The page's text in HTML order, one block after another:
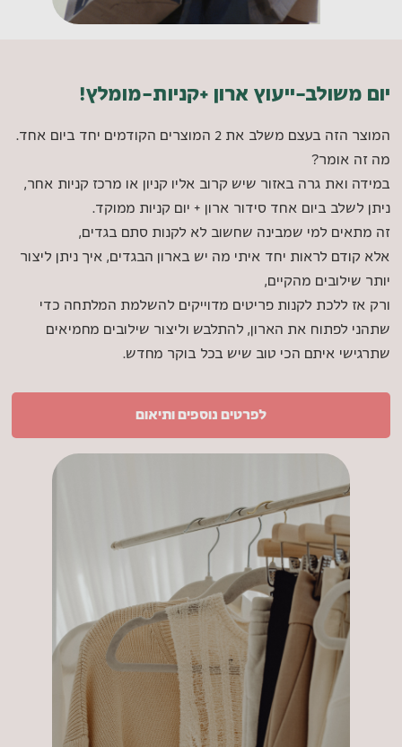
יום משולב-ייעוץ ארון +קניות-מומלץ!
המוצר הזה בעצם משלב את 2 המוצרים הקודמים יחד ביום אחד.
מה זה אומר?
במידה ואת גרה באזור שיש קרוב אליו קניון או מרכז קניות אחר,
ניתן לשלב ביום אחד סידור ארון + יום קניות ממוקד.
זה מתאים למי שמבינה שחשוב לא לקנות סתם בגדים,
אלא קודם לראות יחד איתי מה יש בארון הבגדים, איך ניתן ליצור
יותר שילובים מהקיים,
ורק אז ללכת לקנות פריטים מדוייקים להשלמת המלתחה כדי
שתהני לפתוח את הארון, להתלבש וליצור שילובים מחמיאים
שתרגישי איתם הכי טוב שיש בכל בוקר מחדש.
לפרטים נוספים ותיאום